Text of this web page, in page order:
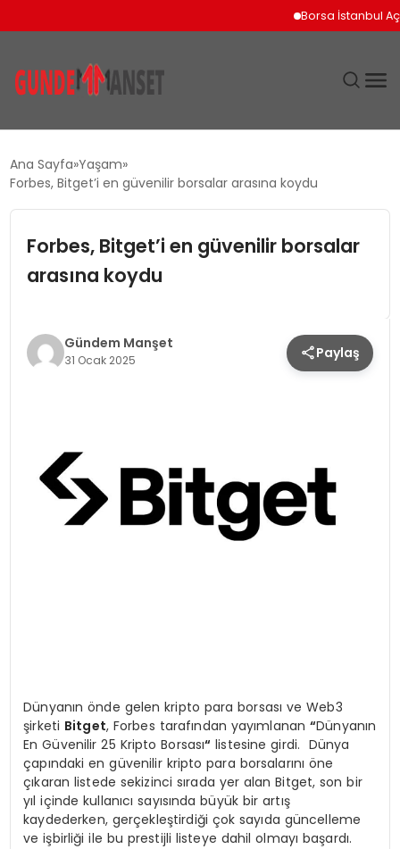
Borsa İstanbul
EKONOMI
TEKNOLOJI
Ana Sayfa Yaşam
Forbes, Bitget’i en güvenilir borsalar arasına koydu
Forbes, Bitget’i en güvenilir borsalar
arasına koydu
Gündem Manşet
31 Ocak 2025 Paylaş
Dünyanın önde gelen kripto para borsası ve Web3
şirketi Bitget, Forbes tarafından yayımlanan“Dünyanın
En Güvenilir 25 Kripto Borsası“ listesine girdi. Dünya
çapındaki en güvenilir kripto para borsalarını öne
çıkaran listede sekizinci sırada yer alan Bitget, son bir
yıl içinde kullanıcı sayısında büyük bir artış
kaydederken, gerçekleştirdiği çok sayıda güncelleme
ve işbirliği ile bu prestijli listeye dahil olmayı başardı.